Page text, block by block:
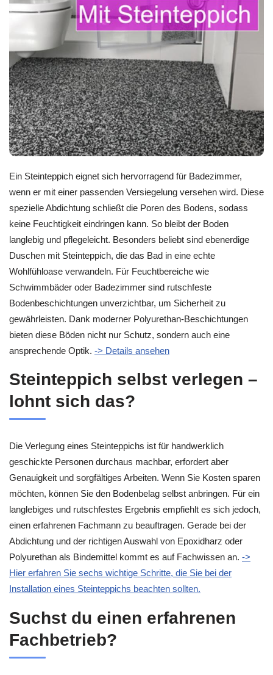
Ein Steinteppich eignet sich hervorragend für Badezimmer,
wenn er mit einer passenden Versiegelung versehen wird. Diese
spezielle Abdichtung schließt die Poren des Bodens, sodass
keine Feuchtigkeit eindringen kann. So bleibt der Boden
langlebig und pflegeleicht. Besonders beliebt sind ebenerdige
Duschen mit Steinteppich, die das Bad in eine echte
Wohlfühloase verwandeln. Für Feuchtbereiche wie
Schwimmbäder oder Badezimmer sind rutschfeste
Bodenbeschichtungen unverzichtbar, um Sicherheit zu
gewährleisten. Dank moderner Polyurethan-Beschichtungen
bieten diese Böden nicht nur Schutz, sondern auch eine
ansprechende Optik. -> Details ansehen
Steinteppich selbst verlegen –
lohnt sich das?
Die Verlegung eines Steinteppichs ist für handwerklich
geschickte Personen durchaus machbar, erfordert aber
Genauigkeit und sorgfältiges Arbeiten. Wenn Sie Kosten sparen
möchten, können Sie den Bodenbelag selbst anbringen. Für ein
langlebiges und rutschfestes Ergebnis empfiehlt es sich jedoch,
einen erfahrenen Fachmann zu beauftragen. Gerade bei der
Abdichtung und der richtigen Auswahl von Epoxidharz oder
Polyurethan als Bindemittel kommt es auf Fachwissen an. ->
Hier erfahren Sie sechs wichtige Schritte, die Sie bei der
Installation eines Steinteppichs beachten sollten.
Suchst du einen erfahrenen
Fachbetrieb?